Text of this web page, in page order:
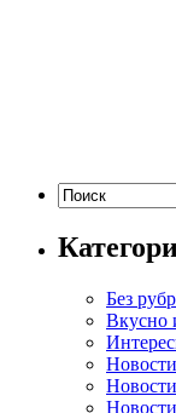
Без
Вкусно
Новости